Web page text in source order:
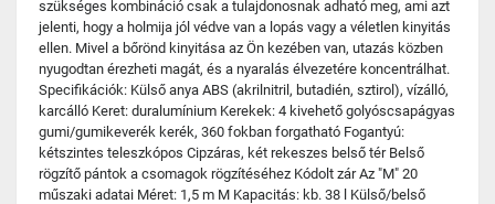
szükséges kombináció csak a tulajdonosnak adható meg, ami azt
jelenti, hogy a holmija jól védve van a lopás vagy a véletlen kinyitás
ellen. Mivel a bőrönd kinyitása az Ön kezében van, utazás közben
nyugodtan érezheti magát, és a nyaralás élvezetére koncentrálhat.
Specifikációk: Külső anya ABS (akrilnitril, butadién, sztirol), vízálló,
karcálló Keret: duralumínium Kerekek: 4 kivehető golyóscsapágyas
gumi/gumikeverék kerék, 360 fokban forgatható Fogantyú:
kétszintes teleszkópos Cipzáras, két rekeszes belső tér Belső
rögzítő pántok a csomagok rögzítéséhez Kódolt zár Az "M" 20
műszaki adatai Méret: 1,5 m M Kapacitás: kb. 38 l Külső/belső